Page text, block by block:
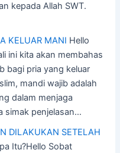
kepada Allah SWT.
KELUAR MANI Hello
ini kita akan membahas
bagi pria yang keluar
mandi wajib adalah
dalam menjaga
simak penjelasan…
DILAKUKAN SETELAH
Itu?Hello Sobat